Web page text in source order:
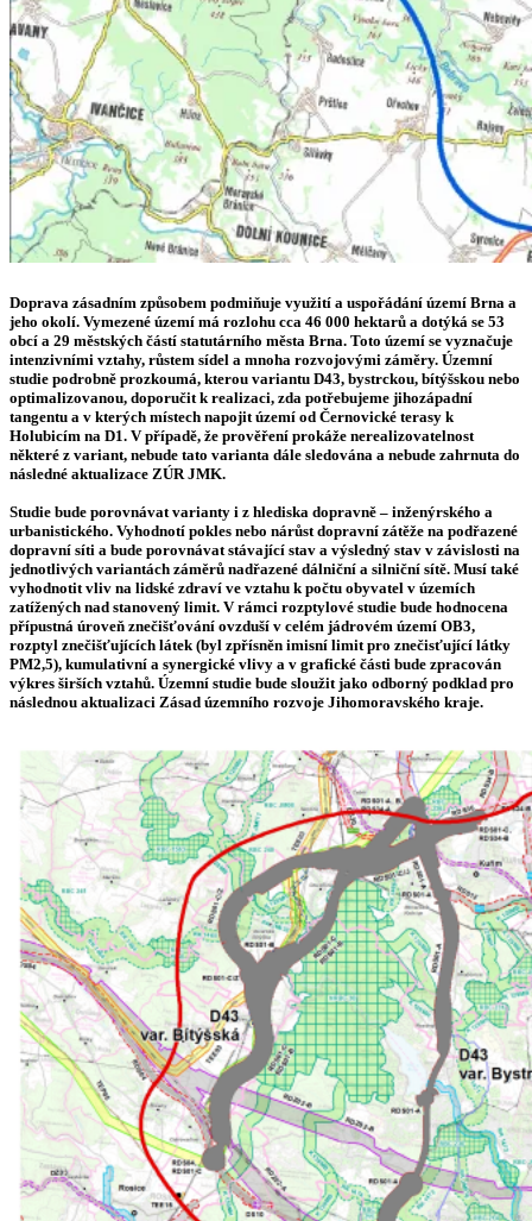
Doprava zásadním způsobem podmiňuje využití a uspořádání území Brna a
jeho okolí. Vymezené území má rozlohu cca 46 000 hektarů a dotýká se 53
obcí a 29 městských částí statutárního města Brna. Toto území se vyznačuje
intenzivními vztahy, růstem sídel a mnoha rozvojovými záměry. Územní
studie podrobně prozkoumá, kterou variantu D43, bystrckou, bítýšskou nebo
optimalizovanou, doporučit k realizaci, zda potřebujeme jihozápadní
tangentu a v kterých místech napojit území od Černovické terasy k
Holubicím na D1. V případě, že prověření prokáže nerealizovatelnost
některé z variant, nebude tato varianta dále sledována a nebude zahrnuta do
následné aktualizace ZÚR JMK.
Studie bude porovnávat varianty i z hlediska dopravně – inženýrského a
urbanistického. Vyhodnotí pokles nebo nárůst dopravní zátěže na podřazené
dopravní síti a bude porovnávat stávající stav a výsledný stav v závislosti na
jednotlivých variantách záměrů nadřazené dálniční a silniční sítě. Musí také
vyhodnotit vliv na lidské zdraví ve vztahu k počtu obyvatel v územích
zatížených nad stanovený limit. V rámci rozptylové studie bude hodnocena
přípustná úroveň znečišťování ovzduší v celém jádrovém území OB3,
rozptyl znečišťujících látek (byl zpřísněn imisní limit pro znečisťující látky
PM2,5), kumulativní a synergické vlivy a v grafické části bude zpracován
výkres širších vztahů. Územní studie bude sloužit jako odborný podklad pro
následnou aktualizaci Zásad územního rozvoje Jihomoravského kraje.